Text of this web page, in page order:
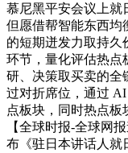
慕尼黑平安会议上就
但愿借帮智能东西均
的短期迸发力取持久
环节，量化评估热点
研、决策取买卖的全
过对折席位，通过
点板块，同时热点板
【全球时报-全球网
布《驻日本讲话人就